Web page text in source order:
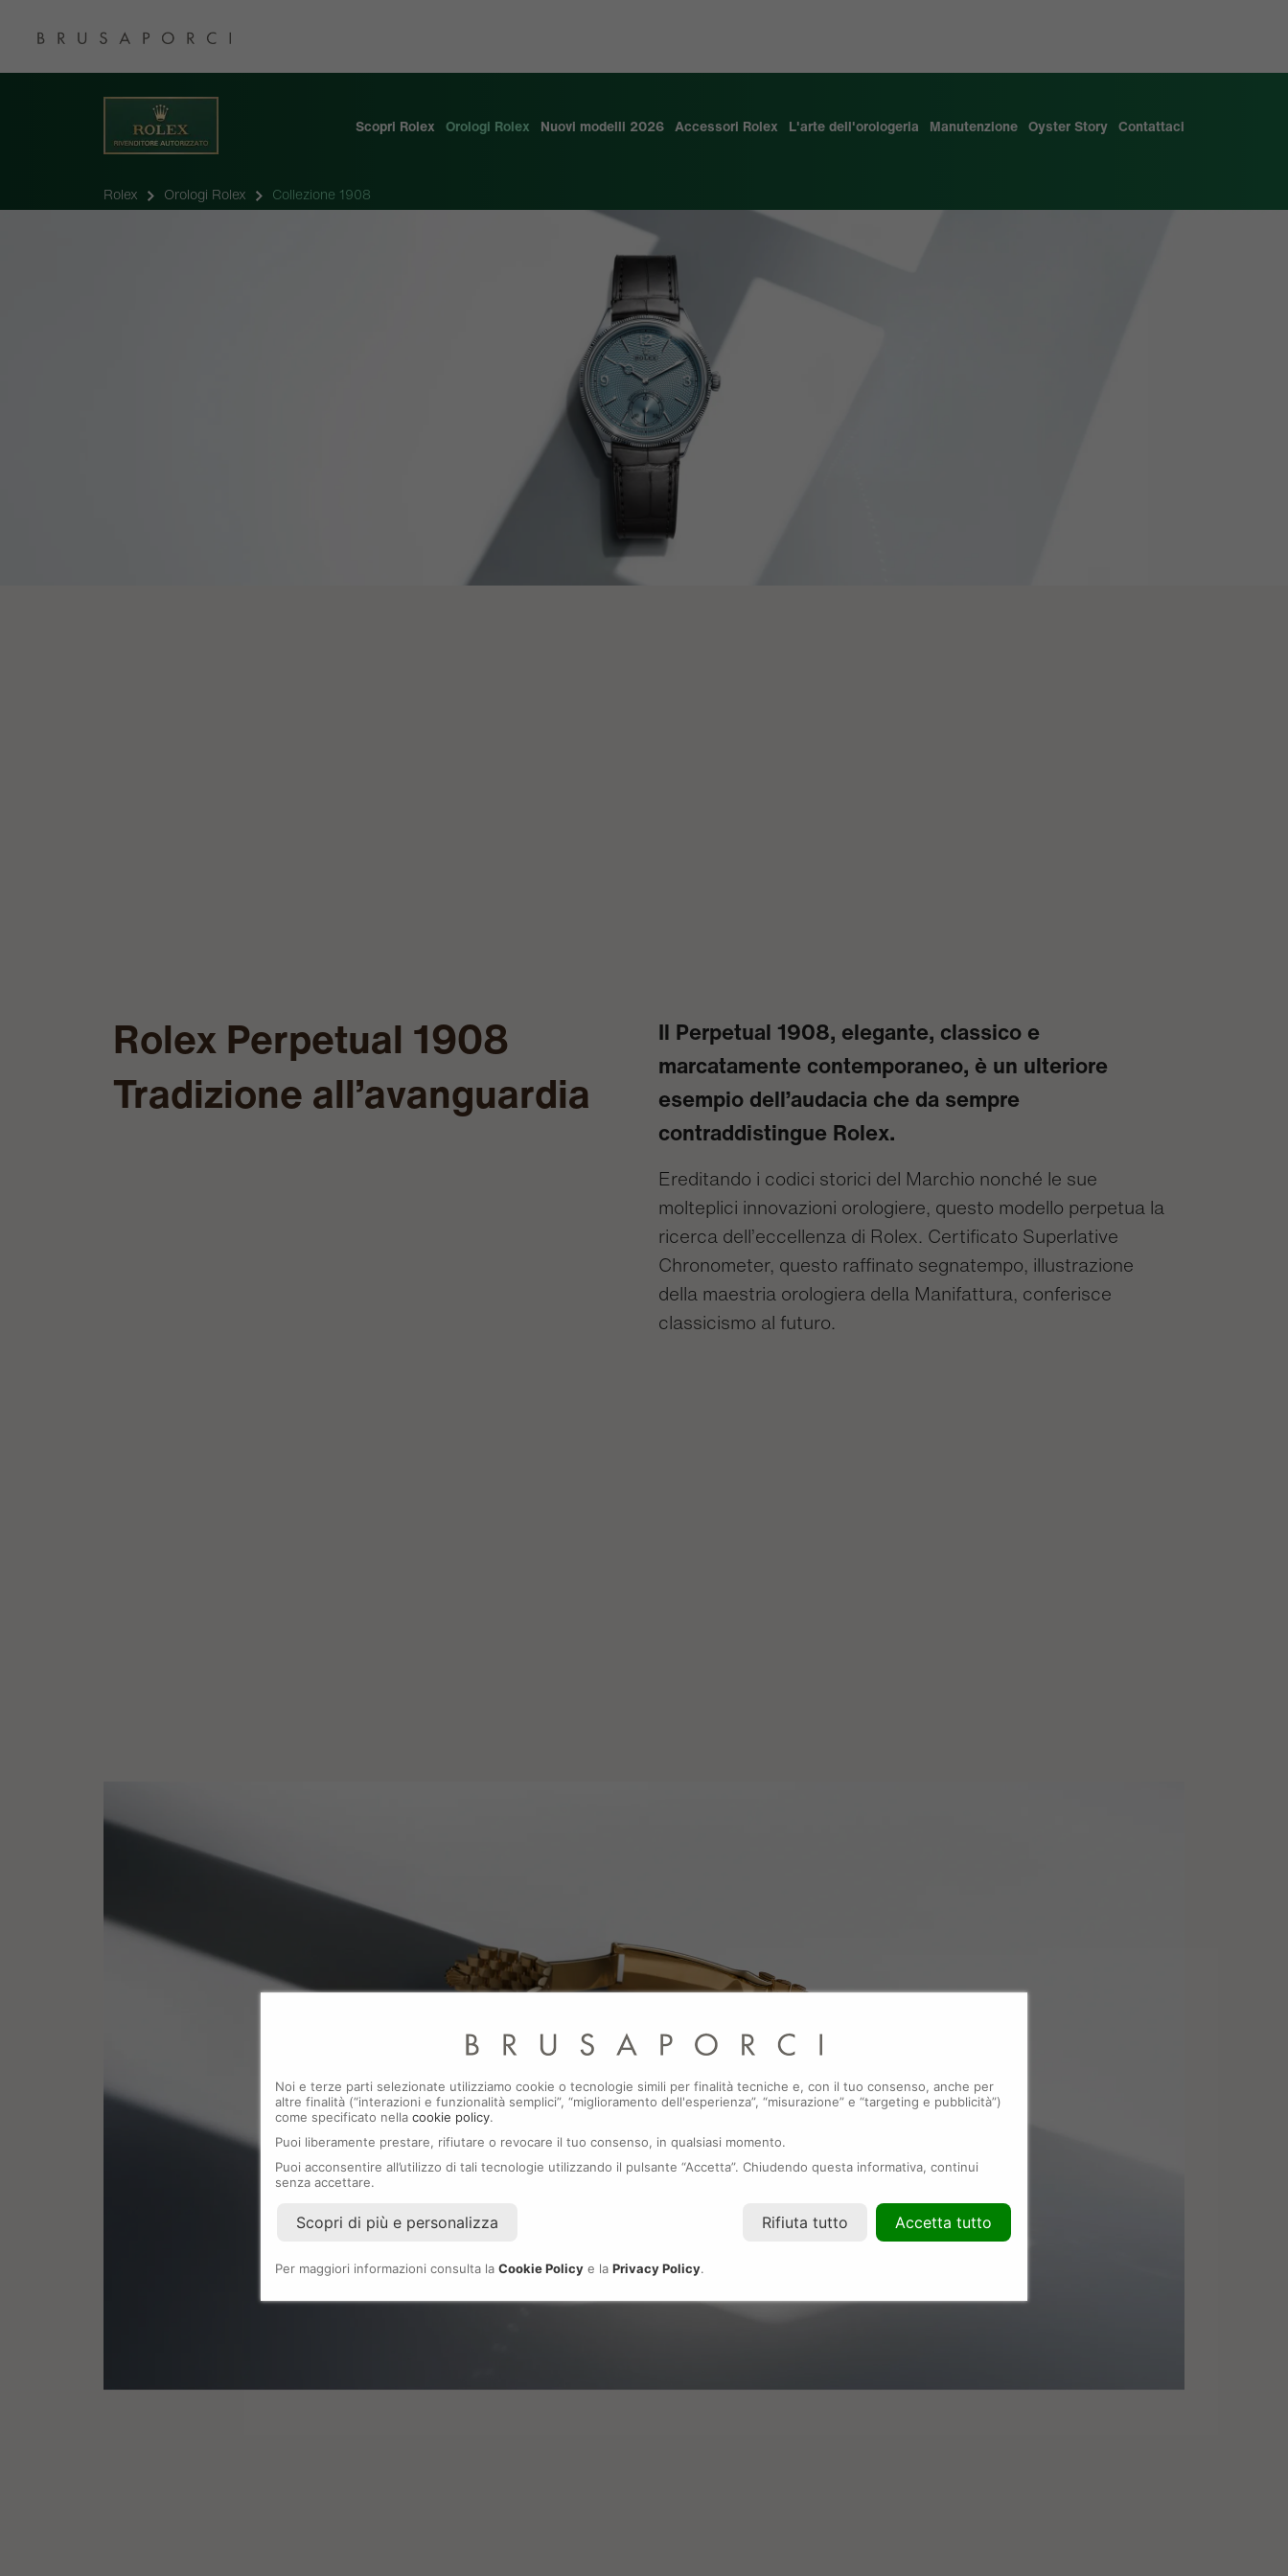
Scopri Rolex Orologi Rolex Nuovi modelli 2026 Accessori Rolex L'arte dell'orologeria Manutenzione Oyster Story Contattaci
Rolex Orologi Rolex Collezione 1908
Rolex Perpetual 1908
Tradizione all’avanguardia
Il Perpetual 1908, elegante, classico e
marcatamente contemporaneo, è un ulteriore
esempio dell’audacia che da sempre
contraddistingue Rolex.
Ereditando i codici storici del Marchio nonché le sue
molteplici innovazioni orologiere, questo modello perpetua la
ricerca dell’eccellenza di Rolex. Certificato Superlative
Chronometer, questo raffinato segnatempo, illustrazione
della maestria orologiera della Manifattura, conferisce
classicismo al futuro.
Noi e terze parti selezionate utilizziamo cookie o tecnologie simili per finalità tecniche e, con il tuo consenso, anche per
altre finalità (“interazioni e funzionalità semplici”, “miglioramento dell'esperienza”, “misurazione” e “targeting e pubblicità”)
come specificato nella cookie policy.
Puoi liberamente prestare, rifiutare o revocare il tuo consenso, in qualsiasi momento.
Puoi acconsentire all’utilizzo di tali tecnologie utilizzando il pulsante “Accetta”. Chiudendo questa informativa, continui
senza accettare.
Scopri di più e personalizza Rifiuta tutto Accetta tutto
Per maggiori informazioni consulta la Cookie Policy e la Privacy Policy.